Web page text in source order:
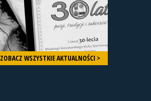
ZOBACZ WSZYSTKIE AKTUALNOŚCI >